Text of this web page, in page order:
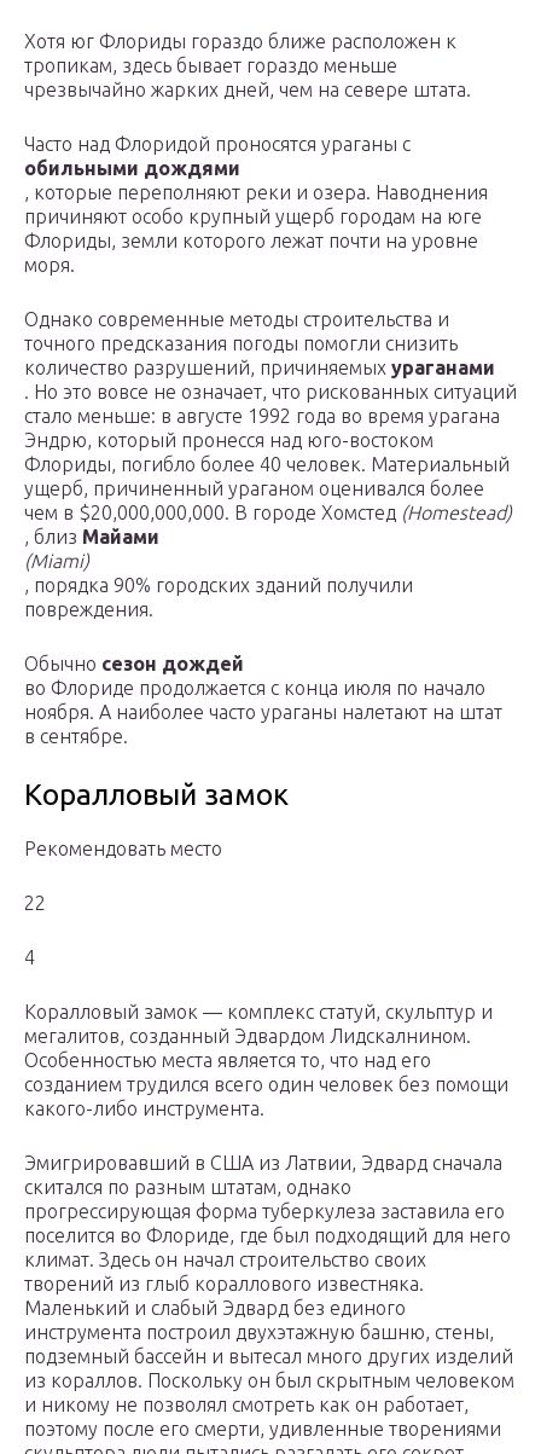
Хотя юг Флориды гораздо ближе расположен к
тропикам, здесь бывает гораздо меньше
чрезвычайно жарких дней, чем на севере штата.
Часто над Флоридой проносятся ураганы с
обильными дождями
, которые переполняют реки и озера. Наводнения
причиняют особо крупный ущерб городам на юге
Флориды, земли которого лежат почти на уровне
моря.
Однако современные методы строительства и
точного предсказания погоды помогли снизить
количество разрушений, причиняемых ураганами
. Но это вовсе не означает, что рискованных ситуаций
стало меньше: в августе 1992 года во время урагана
Эндрю, который пронесся над юго-востоком
Флориды, погибло более 40 человек. Материальный
ущерб, причиненный ураганом оценивался более
чем в $20,000,000,000. В городе Хомстед (Homestead)
, близ Майами
(Miami)
, порядка 90% городских зданий получили
повреждения.
Обычно сезон дождей
во Флориде продолжается с конца июля по начало
ноября. А наиболее часто ураганы налетают на штат
в сентябре.
Коралловый замок
Рекомендовать место
22
4
Коралловый замок — комплекс статуй, скульптур и
мегалитов, созданный Эдвардом Лидскалнином.
Особенностью места является то, что над его
созданием трудился всего один человек без помощи
какого-либо инструмента.
Эмигрировавший в США из Латвии, Эдвард сначала
скитался по разным штатам, однако
прогрессирующая форма туберкулеза заставила его
поселится во Флориде, где был подходящий для него
климат. Здесь он начал строительство своих
творений из глыб кораллового известняка.
Маленький и слабый Эдвард без единого
инструмента построил двухэтажную башню, стены,
подземный бассейн и вытесал много других изделий
из кораллов. Поскольку он был скрытным человеком
и никому не позволял смотреть как он работает,
поэтому после его смерти, удивленные творениями